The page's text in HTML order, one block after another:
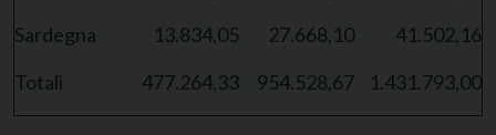
Sardegna
13.834,05 27.668,10
41.502,16
Totali
477.264,33 954.528,67 1.431.793,00